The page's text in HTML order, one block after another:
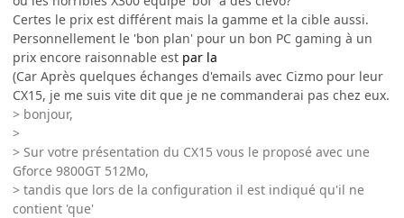
Certes le prix est différent mais la gamme et la cible aussi.
Personnellement le 'bon plan' pour un bon PC gaming à un
prix encore raisonnable est par la
(Car Après quelques échanges d'emails avec Cizmo pour leur
CX15, je me suis vite dit que je ne commanderai pas chez eux.
> bonjour,
>
> Sur votre présentation du CX15 vous le proposé avec une
Gforce 9800GT 512Mo,
> tandis que lors de la configuration il est indiqué qu'il ne
contient 'que'